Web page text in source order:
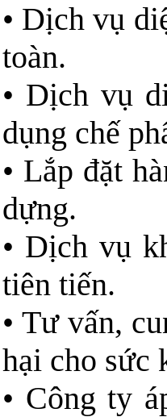
• Dịch vụ
toàn.
• Dịch vụ
dụng chế
• Lắp đặt
dựng.
• Dịch vụ
tiên tiến.
• Tư vấn,
hại cho sức
• Công ty